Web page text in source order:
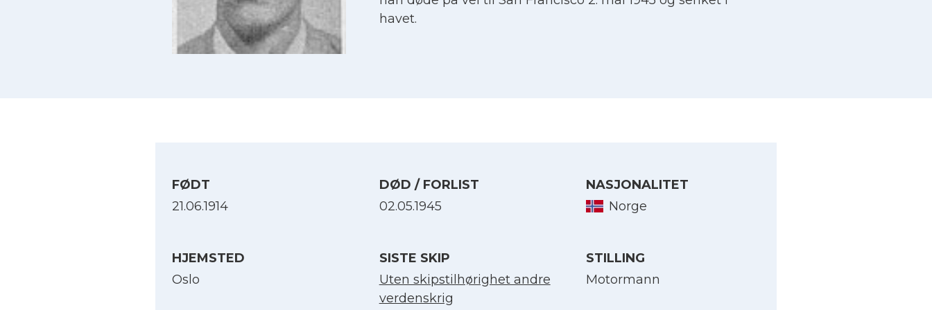
havet.
FØDT
21.06.1914
DØD / FORLIST
02.05.1945
NASJONALITET
Norge
HJEMSTED
Oslo
SISTE SKIP
Uten skipstilhørighet andre
verdenskrig
STILLING
Motormann
English